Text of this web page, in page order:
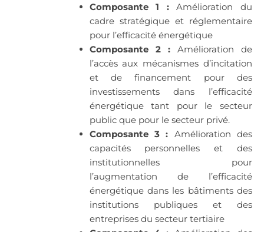
Composante 1 :Amélioration du
cadre stratégique et réglementaire
pour l’efficacité énergétique
Composante 2 :Amélioration de
l’accès aux mécanismes d’incitation
et de financement pour des
investissements dans l’efficacité
énergétique tant pour le secteur
public que pour le secteur privé.
Composante 3 : Amélioration des
capacités personnelles et des
institutionnelles pour
l’augmentation de l’efficacité
énergétique dans les bâtiments des
institutions publiques et des
entreprises du secteur tertiaire